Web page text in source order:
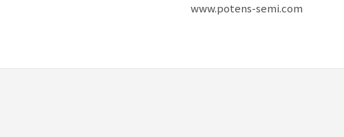
www.potens-semi.com